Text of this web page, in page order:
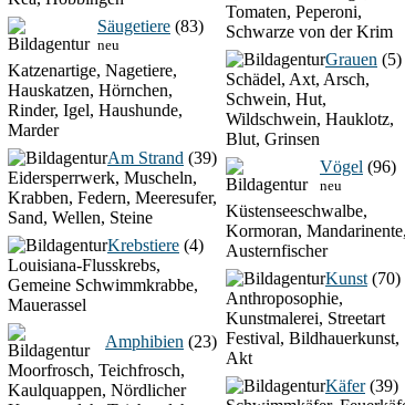
Säugetiere (83)
neu
Katzenartige, Nagetiere,
Hauskatzen, Hörnchen,
Rinder, Igel, Haushunde,
Marder
Am Strand (39)
Eidersperrwerk, Muscheln,
Krabben, Federn, Meeresufer,
Sand, Wellen, Steine
Krebstiere (4)
Louisiana-Flusskrebs,
Gemeine Schwimmkrabbe,
Mauerassel
Amphibien (23)
Moorfrosch, Teichfrosch,
Kaulquappen, Nördlicher
Tomaten, Peperoni,
Schwarze von der Krim
Grauen (5)
Schädel, Axt, Arsch,
Schwein, Hut,
Wildschwein, Hauklotz,
Blut, Grinsen
Vögel (96)
neu
Küstenseeschwalbe,
Kormoran, Mandarinente,
Austernfischer
Kunst (70)
Anthroposophie,
Kunstmalerei, Streetart
Festival, Bildhauerkunst,
Akt
Käfer(39)